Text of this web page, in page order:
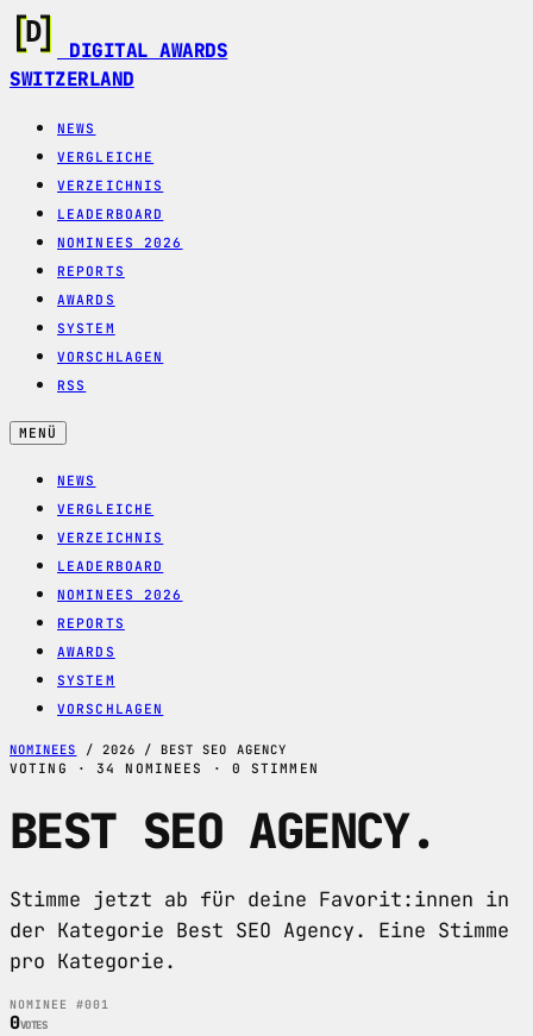
DIGITAL AWARDS
SWITZERLAND
NEWS
VERGLEICHE
VERZEICHNIS
LEADERBOARD
NOMINEES 2026
REPORTS
AWARDS
SYSTEM
VORSCHLAGEN
RSS
MENÜ
NEWS
VERGLEICHE
VERZEICHNIS
LEADERBOARD
NOMINEES 2026
REPORTS
AWARDS
SYSTEM
VORSCHLAGEN
NOMINEES / 2026 / BEST SEO AGENCY
VOTING · 34 NOMINEES · 0 STIMMEN
BEST SEO AGENCY.
Stimme jetzt ab für deine Favorit:innen in
der Kategorie Best SEO Agency. Eine Stimme
pro Kategorie.
NOMINEE #001
0VOTES